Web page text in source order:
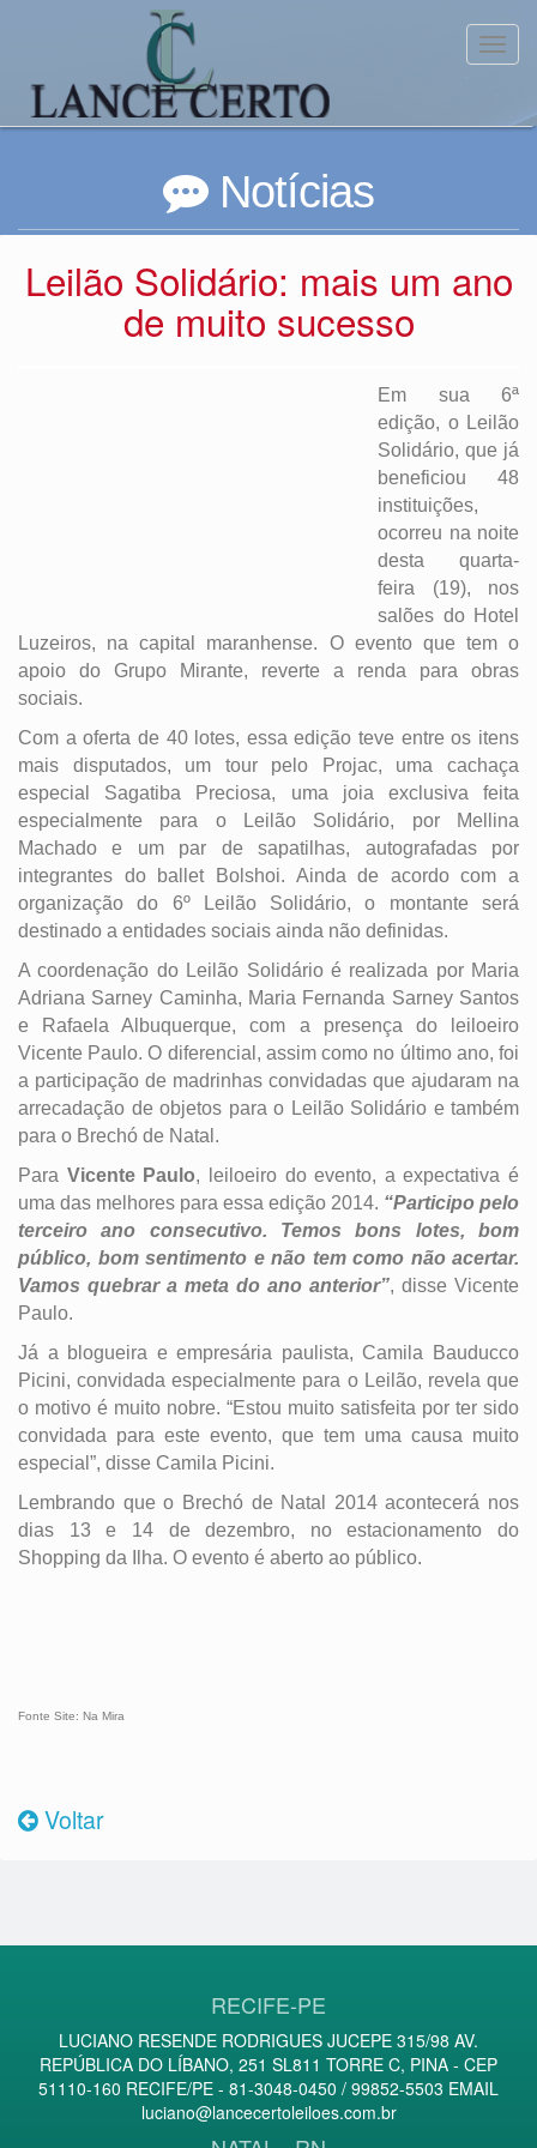
Notícias
Leilão Solidário: mais um ano
de muito sucesso
Em sua 6ª
edição, o Leilão
Solidário, que já
beneficiou 48
instituições,
ocorreu na noite
desta quarta-
feira (19), nos
salões do Hotel
Luzeiros, na capital maranhense. O evento que tem o
apoio do Grupo Mirante, reverte a renda para obras
sociais.
Com a oferta de 40 lotes, essa edição teve entre os itens
mais disputados, um tour pelo Projac, uma cachaça
especial Sagatiba Preciosa, uma joia exclusiva feita
especialmente para o Leilão Solidário, por Mellina
Machado e um par de sapatilhas, autografadas por
integrantes do ballet Bolshoi. Ainda de acordo com a
organização do 6º Leilão Solidário, o montante será
destinado a entidades sociais ainda não definidas.
A coordenação do Leilão Solidário é realizada por Maria
Adriana Sarney Caminha, Maria Fernanda Sarney Santos
e Rafaela Albuquerque, com a presença do leiloeiro
Vicente Paulo. O diferencial, assim como no último ano, foi
a participação de madrinhas convidadas que ajudaram na
arrecadação de objetos para o Leilão Solidário e também
para o Brechó de Natal.
Para Vicente Paulo, leiloeiro do evento, a expectativa é
uma das melhores para essa edição 2014. “Participo pelo
terceiro ano consecutivo. Temos bons lotes, bom
público, bom sentimento e não tem como não acertar.
Vamos quebrar a meta do ano anterior”, disse Vicente
Paulo.
Já a blogueira e empresária paulista, Camila Bauducco
Picini, convidada especialmente para o Leilão, revela que
o motivo é muito nobre. “Estou muito satisfeita por ter sido
convidada para este evento, que tem uma causa muito
especial”, disse Camila Picini.
Lembrando que o Brechó de Natal 2014 acontecerá nos
dias 13 e 14 de dezembro, no estacionamento do
Shopping da Ilha. O evento é aberto ao público.
Fonte Site: Na Mira
Voltar
RECIFE-PE
LUCIANO RESENDE RODRIGUES JUCEPE 315/98 AV.
REPÚBLICA DO LÍBANO, 251 SL811 TORRE C, PINA - CEP
51110-160 RECIFE/PE - 81-3048-0450 / 99852-5503 EMAIL
luciano@lancecertoleiloes.com.br